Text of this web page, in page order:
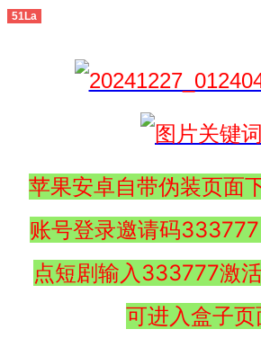
51La
苹果安卓自带伪装页面
账号登录邀请码
点短剧输入333777激
可进入盒子页